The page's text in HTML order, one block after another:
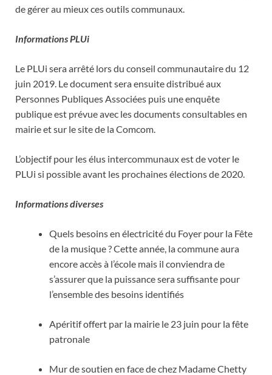
de gérer au mieux ces outils communaux.
Informations PLUi
Le PLUi sera arrêté lors du conseil communautaire du 12
juin 2019. Le document sera ensuite distribué aux
Personnes Publiques Associées puis une enquête
publique est prévue avec les documents consultables en
mairie et sur le site de la Comcom.
L’objectif pour les élus intercommunaux est de voter le
PLUi si possible avant les prochaines élections de 2020.
Informations diverses
Quels besoins en électricité du Foyer pour la Fête
de la musique ? Cette année, la commune aura
encore accès à l’école mais il conviendra de
s’assurer que la puissance sera suffisante pour
l’ensemble des besoins identifiés
Apéritif offert par la mairie le 23 juin pour la fête
patronale
Mur de soutien en face de chez Madame Chetty